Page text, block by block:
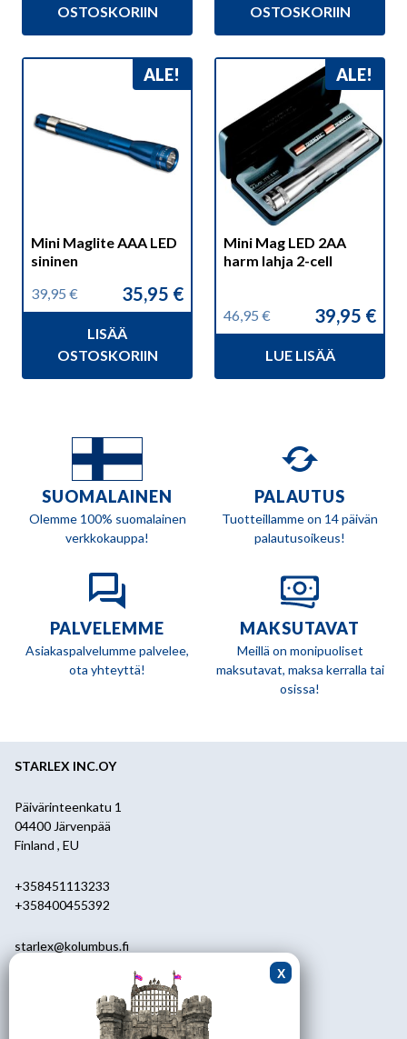
299,90 €.
285,90 €.
OSTOSKORIIN
OSTOSKORIIN
ALE!
Mini Maglite AAA LED
sininen
39,95 €
Alkuperäinen
39,95 €.
35,95 €
Nykyinen
35,95 €.
LISÄÄ
OSTOSKORIIN
ALE!
Mini Mag LED 2AA
harm lahja 2-cell
46,95 €
Alkuperäinen
46,95 €.
39,95 €
Nykyinen
39,95 €.
LUE LISÄÄ
SUOMALAINEN
Olemme 100% suomalainen
verkkokauppa!
PALAUTUS
Tuotteillamme on 14 päivän
palautusoikeus!
PALVELEMME
Asiakaspalvelumme palvelee,
ota yhteyttä!
MAKSUTAVAT
Meillä on monipuoliset
maksutavat, maksa kerralla tai
osissa!
STARLEX INC.OY
Päivärinteenkatu 1
04400 Järvenpää
Finland , EU
+358451113233
+358400455392
starlex@kolumbus.fi